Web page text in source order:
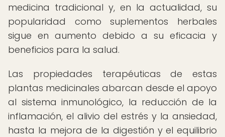
medicina tradicional y, en la actualidad, su
popularidad como suplementos herbales
sigue en aumento debido a su eficacia y
beneficios para la salud.
Las propiedades terapéuticas de estas
plantas medicinales abarcan desde el apoyo
al sistema inmunológico, la reducción de la
inflamación, el alivio del estrés y la ansiedad,
hasta la mejora de la digestión y el equilibrio